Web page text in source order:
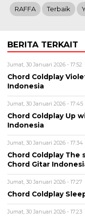
RAFFA Terbaik
BERITA TERKAIT
Jumat, 30 Januari 2026 - 17:52
Chord Coldplay
Indonesia
Jumat, 30 Januari 2026 - 17:45
Chord Coldplay Up
Indonesia
Jumat, 30 Januari 2026 - 17:34
Chord Coldplay The
Chord Gitar
Jumat, 30 Januari 2026 - 17:27
Chord Coldplay
Jumat, 30 Januari 2026 - 17:23